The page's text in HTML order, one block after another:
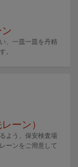
、一皿一皿を丹精
。
ーン）
よう、保安検査場
ーンをご用意して